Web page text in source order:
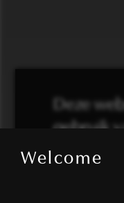
Welcome
Deze
gebruik
We